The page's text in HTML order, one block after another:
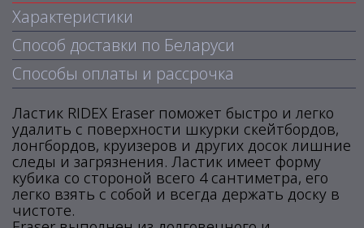
Характеристики
Способ доставки по Беларуси
Способы оплаты и рассрочка
Ластик RIDEX Eraser поможет быстро и легко
удалить с поверхности шкурки скейтбордов,
лонгбордов, круизеров и других досок лишние
следы и загрязнения. Ластик имеет форму
кубика со стороной всего 4 сантиметра, его
легко взять с собой и всегда держать доску в
чистоте.